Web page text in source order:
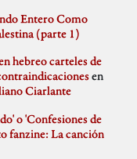
Entero Como
(parte 1)
hebreo carteles de
en
Ciarlante
o 'Confesiones de
fanzine: La canción